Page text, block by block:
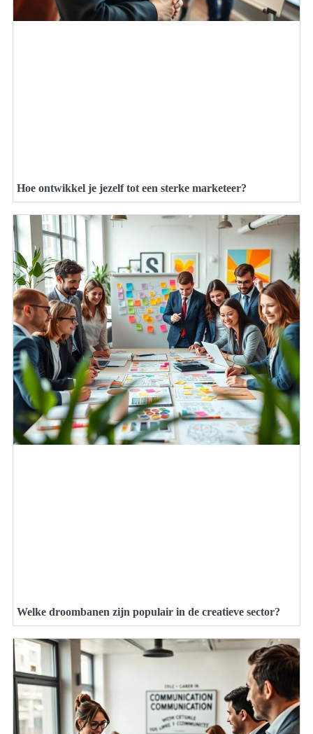
Hoe ontwikkel je jezelf tot een sterke marketeer?
Welke droombanen zijn populair in de creatieve sector?